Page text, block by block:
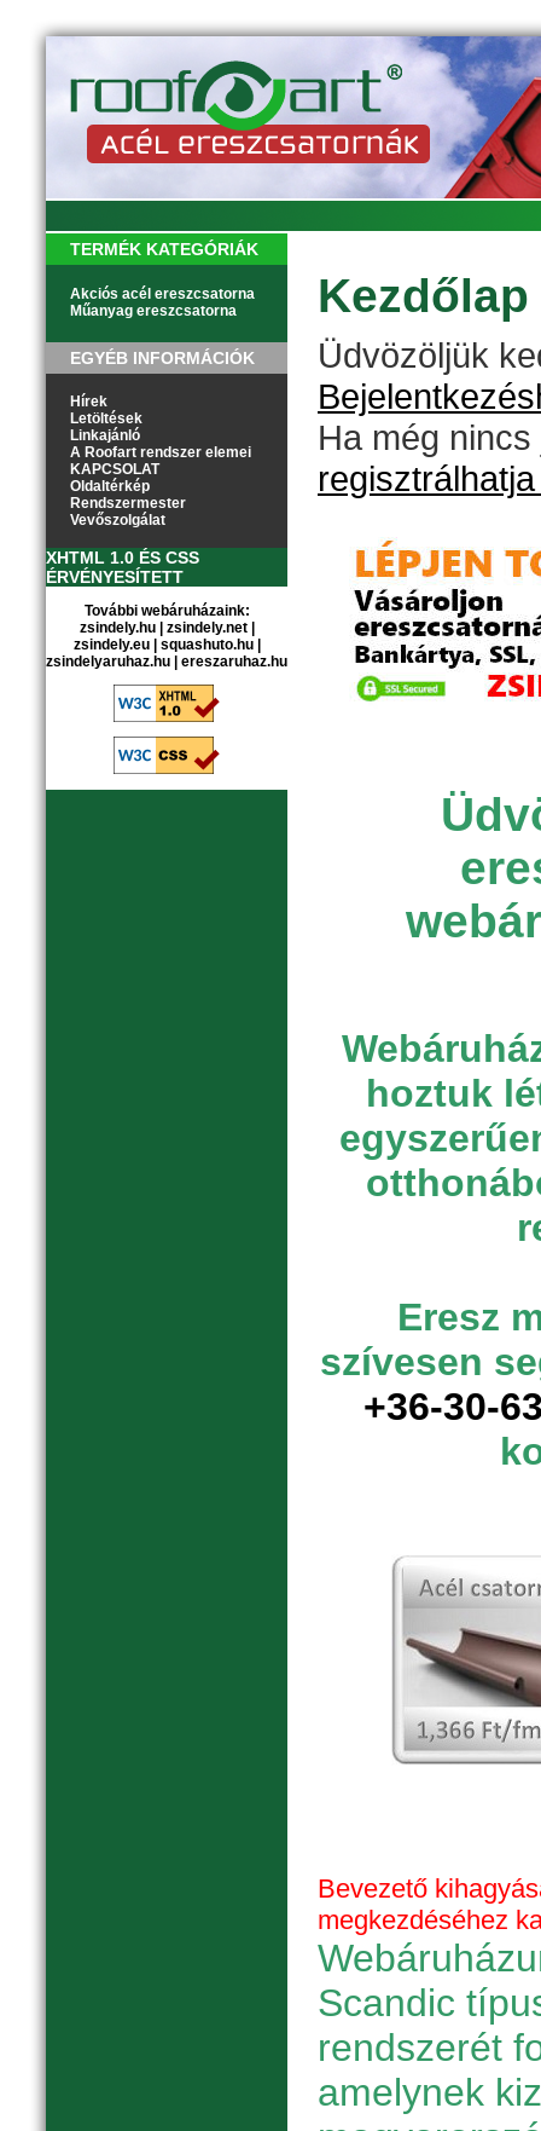
TERMÉK KATEGÓRIÁK
Akciós acél ereszcsatorna
Műanyag ereszcsatorna
EGYÉB INFORMÁCIÓK
Hírek
Letöltések
Linkajánló
A Roofart rendszer elemei
KAPCSOLAT
Oldaltérkép
Rendszermester
Vevőszolgálat
XHTML 1.0 ÉS CSS
ÉRVÉNYESÍTETT
További webáruházaink:
zsindely.hu| zsindely.net|
zsindely.eu| squashuto.hu|
zsindelyaruhaz.hu
ereszaruhaz.hu
Kezdőlap
Üdvözöljük
Ha még
hoztuk
Eresz
szívesen
+36-30-
Bevezető
megkezdéséhez
Scandic
rendszerét
amelynek